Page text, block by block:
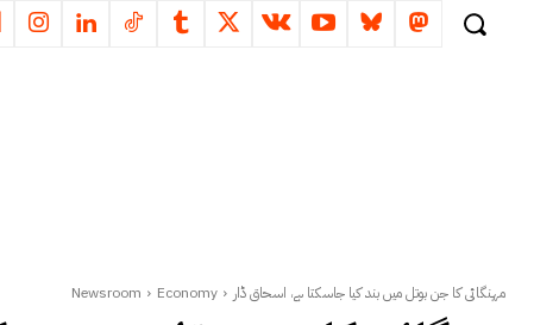
Newsroom Economy مہنگائی کا جن بوتل میں بند کیا جاسکتا ہے، اسحاق ڈار